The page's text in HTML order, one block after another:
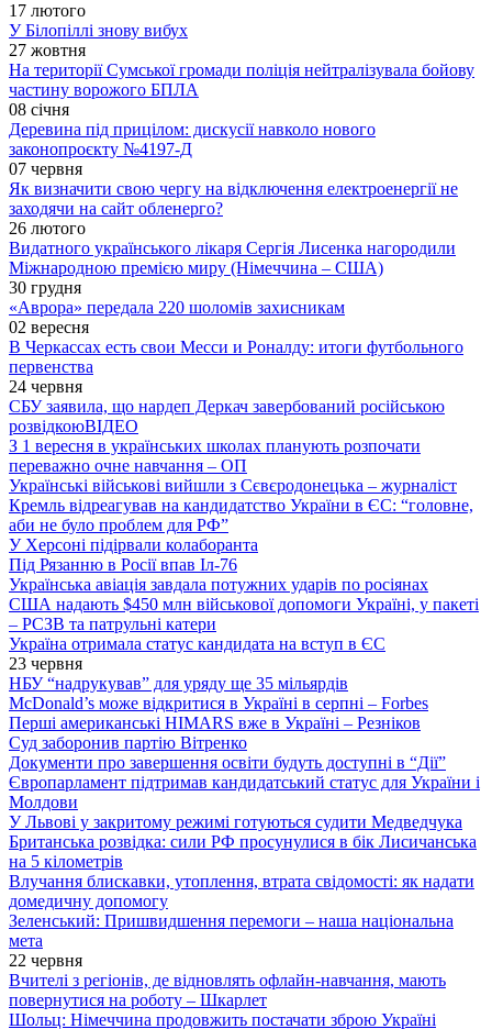
17 лютого
У Білопіллі знову вибух
27 жовтня
На території Сумської громади поліція нейтралізувала бойову
частину ворожого БПЛА
08 січня
Деревина під прицілом: дискусії навколо нового
законопроєкту №4197-Д
07 червня
Як визначити свою чергу на відключення електроенергії не
заходячи на сайт обленерго?
26 лютого
Видатного українського лікаря Сергія Лисенка нагородили
Міжнародною премією миру (Німеччина – США)
30 грудня
«Аврора» передала 220 шоломів захисникам
02 вересня
В Черкассах есть свои Месси и Роналду: итоги футбольного
первенства
24 червня
СБУ заявила, що нардеп Деркач завербований російською
розвідкоюВІДЕО
З 1 вересня в українських школах планують розпочати
переважно очне навчання – ОП
Українські військові вийшли з Сєвєродонецька – журналіст
Кремль відреагував на кандидатство України в ЄС: “головне,
аби не було проблем для РФ”
У Херсоні підірвали колаборанта
Під Рязанню в Росії впав Іл-76
Українська авіація завдала потужних ударів по росіянах
США надають $450 млн військової допомоги Україні, у пакеті
– РСЗВ та патрульні катери
Україна отримала статус кандидата на вступ в ЄС
23 червня
НБУ “надрукував” для уряду ще 35 мільярдів
McDonald’s може відкритися в Україні в серпні – Forbes
Перші американські HIMARS вже в Україні – Резніков
Суд заборонив партію Вітренко
Документи про завершення освіти будуть доступні в “Дії”
Європарламент підтримав кандидатський статус для України і
Молдови
У Львові у закритому режимі готуються судити Медведчука
Британська розвідка: сили РФ просунулися в бік Лисичанська
на 5 кілометрів
Влучання блискавки, утоплення, втрата свідомості: як надати
домедичну допомогу
Зеленський: Пришвидшення перемоги – наша національна
мета
22 червня
Вчителі з регіонів, де відновлять офлайн-навчання, мають
повернутися на роботу – Шкарлет
Шольц: Німеччина продовжить постачати зброю Україні